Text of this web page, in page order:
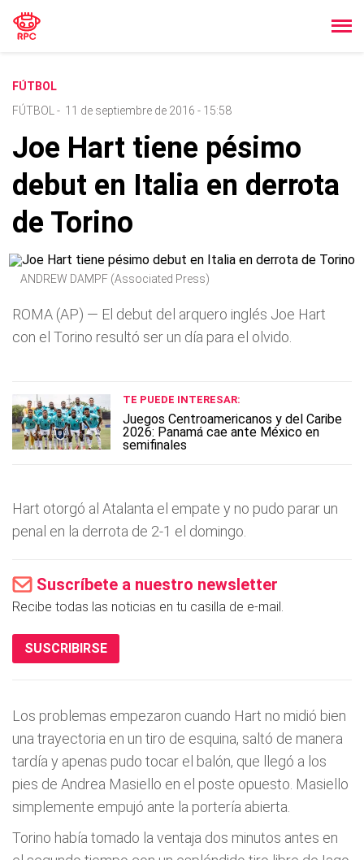
FÚTBOL
FÚTBOL
- 11 de septiembre de 2016 - 15:58
Joe Hart tiene pésimo
debut en Italia en derrota
de Torino
ANDREW DAMPF (Associated Press)
ROMA (AP) — El debut del arquero inglés Joe Hart
con el Torino resultó ser un día para el olvido.
TE PUEDE INTERESAR:
Juegos Centroamericanos y del Caribe
2026: Panamá cae ante México en
semifinales
Hart otorgó al Atalanta el empate y no pudo parar un
penal en la derrota de 2-1 el domingo.
Suscríbete a nuestro newsletter
Recibe todas las noticias en tu casilla de e-mail.
SUSCRIBIRSE
Los problemas empezaron cuando Hart no midió bien
una trayectoria en un tiro de esquina, saltó de manera
tardía y apenas pudo tocar el balón, que llegó a los
pies de Andrea Masiello en el poste opuesto. Masiello
simplemente empujó ante la portería abierta.
Torino había tomado la ventaja dos minutos antes en